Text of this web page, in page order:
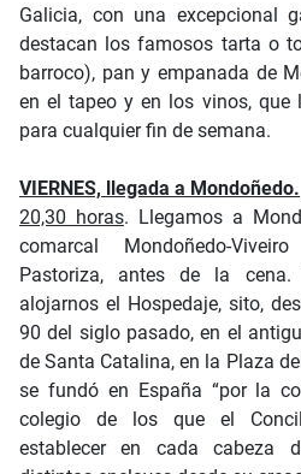
Galicia, con una excepcional
destacan los famosos tarta o
barroco), pan y empanada de
en el tapeo y en los vinos, que
para cualquier fin de semana.
VIERNES, llegada a Mondoñedo.
20,30 horas. Llegamos a
comarcal Mondoñedo-
Pastoriza, antes de la cena.
alojarnos el Hospedaje, sito,
90 del siglo pasado, en el
de Santa Catalina, en la Plaza
se fundó en España “por la
colegio de los que el
establecer en cada cabeza